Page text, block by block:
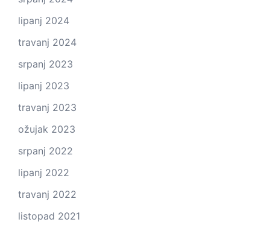
lipanj 2024
travanj 2024
srpanj 2023
lipanj 2023
travanj 2023
ožujak 2023
srpanj 2022
lipanj 2022
travanj 2022
listopad 2021